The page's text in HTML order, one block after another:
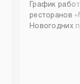
График
ресторанов
Новогодних